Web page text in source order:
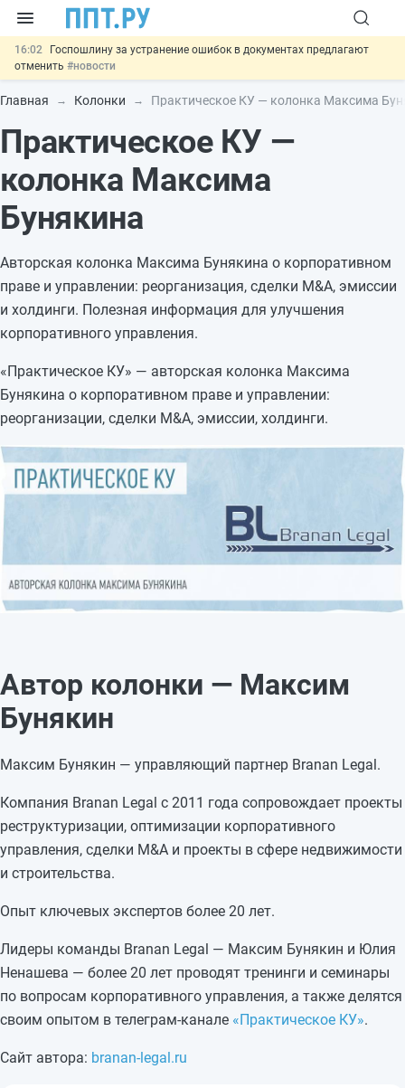
16:02
Госпошлину за устранение ошибок в документах предлагают
отменить #новости
15:25 Изменят правила контроля за подрядчиками ИЖС с эскроу-
счетами
#новости
14:02 Основания для выдворения иностранцев из России стало
11:31
Важно
Разработают единые критерии трудовых и ГПХ-
Главная Колонки Практическое КУ — колонка Максима
Практическое КУ —
колонка Максима
Бунякина
Авторская колонка Максима Бунякина о корпоративном
праве и управлении: реорганизация, сделки M&A, эмиссии
и холдинги. Полезная информация для улучшения
корпоративного управления.
«Практическое КУ» — авторская колонка Максима
Бунякина о корпоративном праве и управлении:
реорганизации, сделки M&A, эмиссии, холдинги.
Автор колонки — Максим
Бунякин
Максим Бунякин — управляющий партнер Branan Legal.
Компания Branan Legal с 2011 года сопровождает проекты
реструктуризации, оптимизации корпоративного
управления, сделки M&A и проекты в сфере недвижимости
и строительства.
Опыт ключевых экспертов более 20 лет.
Лидеры команды Branan Legal — Максим Бунякин и Юлия
Ненашева — более 20 лет проводят тренинги и семинары
по вопросам корпоративного управления, а также делятся
своим опытом в телеграм-канале «Практическое КУ».
Сайт автора: branan-legal.ru